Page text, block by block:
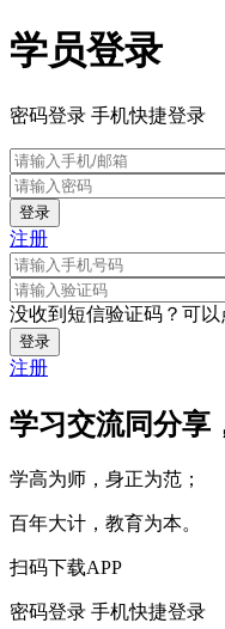
学员登录
密码登录 手机快捷登录
登录
注册
没收到短信验证码？可以
登录
注册
学习交流同分享
学高为师，身正为范；
百年大计，教育为本。
扫码下载APP
密码登录 手机快捷登录